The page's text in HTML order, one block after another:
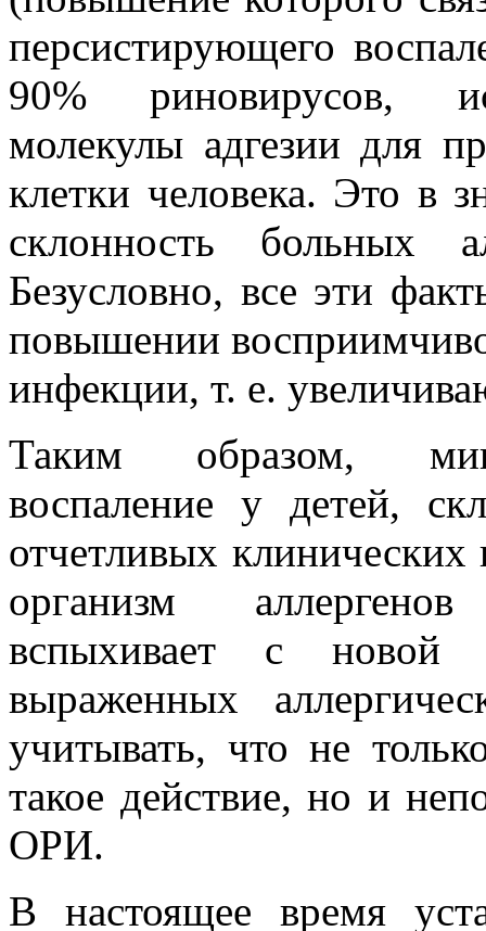
персистирующего
90% риновирусов,
молекулы адгезии для
клетки человека. Это в
склонность
Безусловно, все эти
повышении
инфекции, т. е.
Таким образом,
воспаление у детей,
отчетливых
организм
вспыхивает с новой
выраженных
учитывать, что не
такое действие, но и
ОРИ.
В настоящее время